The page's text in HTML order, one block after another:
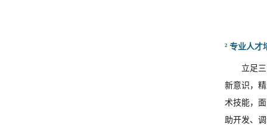
² 专业人才
立足
新意识，
术技能，
助开发、